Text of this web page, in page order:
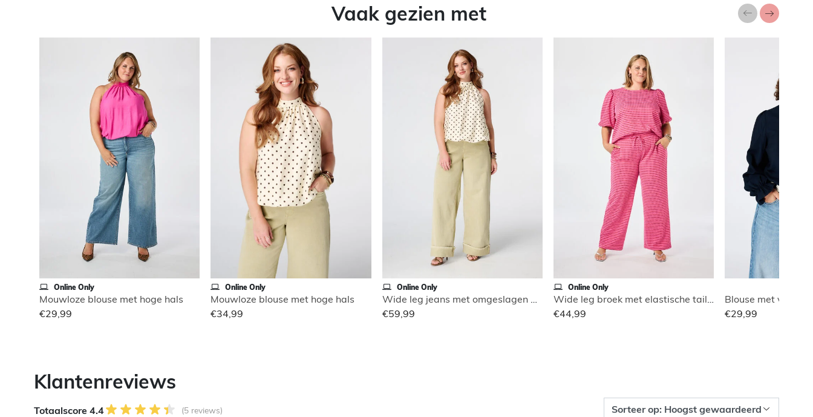
Vaak gezien met
Online Only
Mouwloze blouse met hoge hals
€29,99
Online Only
Mouwloze blouse met hoge hals
€34,99
Online Only
€59,99
Online Only
€44,99
Blouse met volants
€29,99
Klantenreviews
Totaalscore 4.4 (5 reviews)